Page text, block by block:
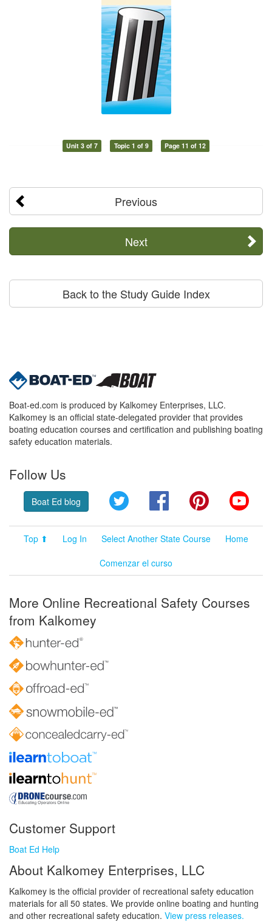
Unit 3 of 7 Topic 1 of 9 Page 11 of 12
Previous
Next
Back to the Study Guide Index
Boat-ed.com is produced by Kalkomey Enterprises, LLC.
Kalkomey is an official state-delegated provider that provides
boating education courses and certification and publishing boating
safety education materials.
Follow Us
Boat Ed blog Twitter FacebookPinterest
Top ⬆ Log In Select Another State Course
Home
Comenzar el curso
More Online Recreational Safety Courses
from Kalkomey
Customer Support
Boat Ed Help
About Kalkomey Enterprises, LLC
Kalkomey is the official provider of recreational safety education
materials for all 50 states. We provide online boating and hunting
and other recreational safety education. View press releases.